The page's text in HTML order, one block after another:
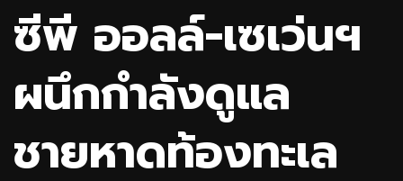
ซีพี ออลล์-เซเว่นฯ
ผนึกกำลังดูแล
ชายหาดท้องทะเล